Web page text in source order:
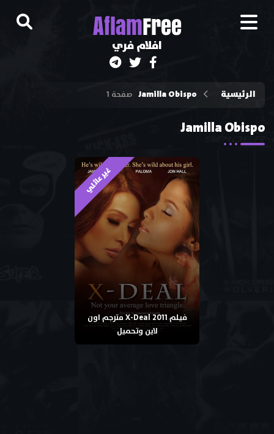
AflamFree
افلام فري
الرئيسية Jamilla Obispo صفحة 1
Jamilla Obispo
غير عائلي
فيلم X-Deal 2011 مترجم اون
لاين وتحميل